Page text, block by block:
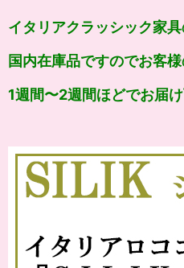
イタリアクラッシック家
国内在庫品ですのでお客
1週間〜2週間ほどでお届け